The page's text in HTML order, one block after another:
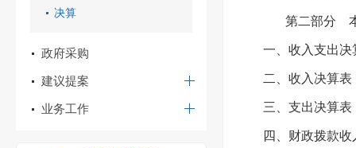
决算
政府采购
建议提案
业务工作
第二部分
一、收入支出决
二、收入决算表
三、支出决算表
四、财政拨款收